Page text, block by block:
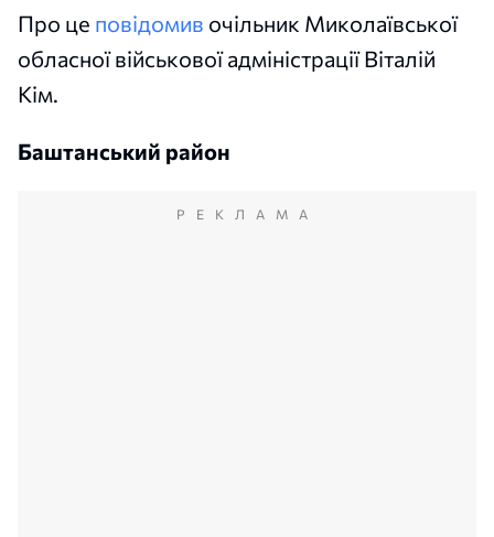
Про це повідомив очільник Миколаївської
обласної військової адміністрації Віталій
Кім.
Баштанський район
РЕКЛАМА